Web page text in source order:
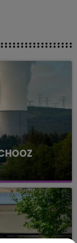
situation
est toujours